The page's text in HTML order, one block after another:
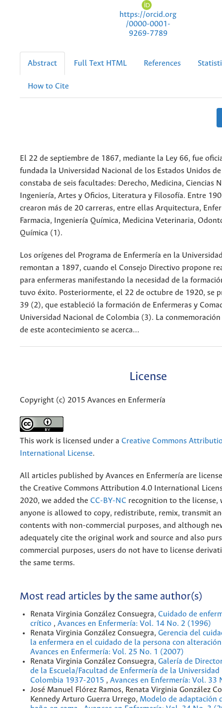
https://orcid.org
/0000-0001-
9269-7789
Abstract Full Text HTML References
How to Cite
El 22 de septiembre de 1867, mediante la Ley 66, fue
fundada la Universidad Nacional de los Estados Unidos
constaba de seis facultades: Derecho, Medicina, Ciencias
Ingeniería, Artes y Oficios, Literatura y Filosofía. Entre
crearon más de 20 carreras, entre ellas Arquitectura,
Farmacia, Ingeniería Química, Medicina Veterinaria,
Química (1).
Los orígenes del Programa de Enfermería en la
remontan a 1897, cuando el Consejo Directivo propone
para enfermeras manifestando la necesidad de la
tuvo éxito. Posteriormente, el 22 de octubre de 1920, se
39 (2), que estableció la formación de Enfermeras y
Universidad Nacional de Colombia (3). La
de este acontecimiento se acerca…
License
Copyright (c) 2015 Avances en Enfermería
This work is licensed under a Creative Commons
International License.
All articles published by Avances en Enfermería are
the Creative Commons Attribution 4.0 International
2020, we added the CC-BY-NC recognition to the license,
anyone is allowed to copy, redistribute, remix, transmit
contents with non-commercial purposes, and although
adequately cite the original work and source and also
commercial purposes, users do not have to license
the same terms.
Most read articles by the same author(s)
Renata Virginia González Consuegra, Cuidado de
crítico , Avances en Enfermería: Vol. 14 No. 2 (1996)
Renata Virginia González Consuegra, Gerencia del
la enfermera en el cuidado de la persona con
Avances en Enfermería: Vol. 25 No. 1 (2007)
Renata Virginia González Consuegra, Galería de
de la Escuela/Facultad de Enfermería de la
Colombia 1937-2015 , Avances en Enfermería: Vol. 33
José Manuel Flórez Ramos, Renata Virginia González
Kennedy Arturo Guerra Urrego, Modelo de adaptación